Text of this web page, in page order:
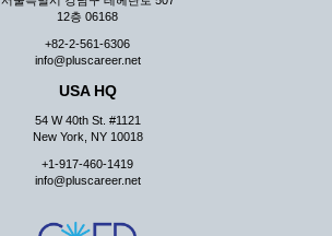
12층 06168
+82-2-561-6306
info@pluscareer.net
USA HQ
54 W 40th St. #1121
New York, NY 10018
+1-917-460-1419
info@pluscareer.net